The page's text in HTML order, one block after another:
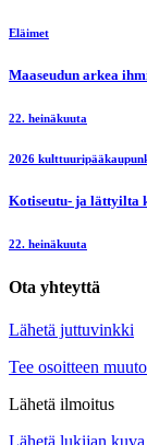
Eläimet
Maaseudun arkea
22. heinäkuuta
2026
Kotiseutu- ja lättyilta
22. heinäkuuta
Ota yhteyttä
Lähetä juttuvinkki
Tee osoitteen
Lähetä ilmoitus
Lähetä lukijan kuva